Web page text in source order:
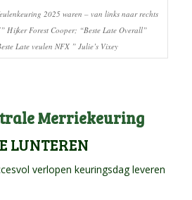
2025 waren – van links naar rechts
Hijker Forest Cooper; “Beste Late Overall”
Late veulen NFX ” Julie’s Vixey
Merriekeuring
LUNTEREN
verlopen keuringsdag leveren